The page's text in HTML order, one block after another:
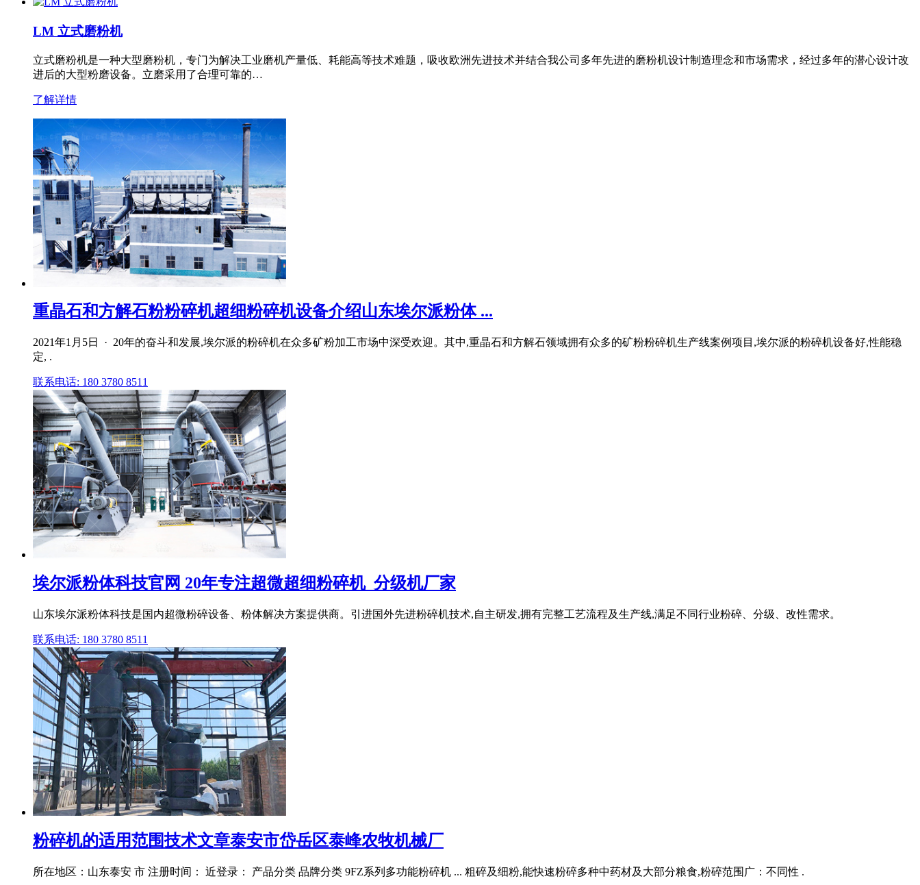
LM 立式磨粉机
立式磨粉机是一种大型磨粉机，专门为解决工业磨机产量低、耗能高等技术难题，吸收欧洲先进技术并结合我公司多年先进的磨粉机设计制造理念和市场需求，经过多年的潜心设计改
进后的大型粉磨设备。立磨采用了合理可靠的…
了解详情
重晶石和方解石粉粉碎机超细粉碎机设备介绍山东埃尔派粉体 ...
2021年1月5日 · 20年的奋斗和发展,埃尔派的粉碎机在众多矿粉加工市场中深受欢迎。其中,重晶石和方解石领域拥有众多的矿粉粉碎机生产线案例项目,埃尔派的粉碎机设备好,性能稳
定, .
联系电话: 180 3780 8511
埃尔派粉体科技官网 20年专注超微超细粉碎机_分级机厂家
山东埃尔派粉体科技是国内超微粉碎设备、粉体解决方案提供商。引进国外先进粉碎机技术,自主研发,拥有完整工艺流程及生产线,满足不同行业粉碎、分级、改性需求。
联系电话: 180 3780 8511
粉碎机的适用范围技术文章泰安市岱岳区泰峰农牧机械厂
所在地区：山东泰安 市 注册时间： 近登录： 产品分类 品牌分类 9FZ系列多功能粉碎机 ... 粗碎及细粉,能快速粉碎多种中药材及大部分粮食,粉碎范围广：不同性 .